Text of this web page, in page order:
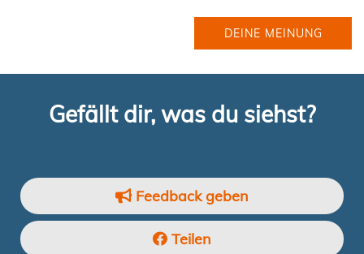
DEINE MEINUNG
Gefällt dir, was du siehst?
Feedback geben
Teilen